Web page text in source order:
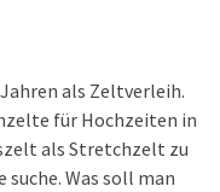
als Zeltverleih.
für Hochzeiten in
als Stretchzelt zu
Was soll man